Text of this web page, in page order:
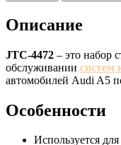
Описание
JTC-4472 – это набор
обслуживании систем
автомобилей Audi A5
Особенности
Используется